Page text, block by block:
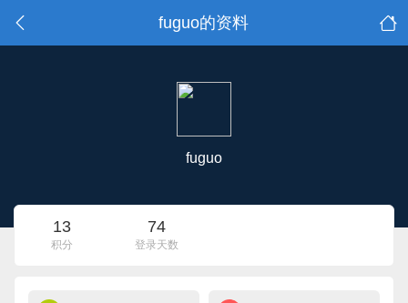
fuguo的资料
fuguo
13
积分
74
登录天数